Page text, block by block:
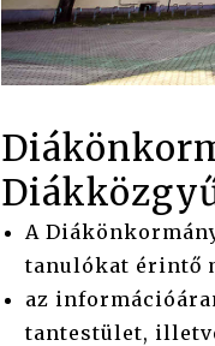
A
tanulókat érintő
az
tantestület,